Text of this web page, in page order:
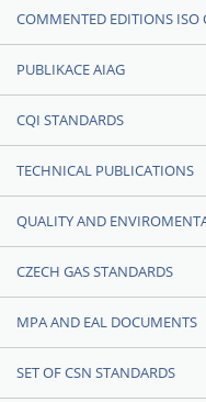
COMMENTED EDITIONS ISO
PUBLIKACE AIAG
CQI STANDARDS
TECHNICAL PUBLICATIONS
QUALITY AND
CZECH GAS STANDARDS
MPA AND EAL DOCUMENTS
SET OF CSN STANDARDS